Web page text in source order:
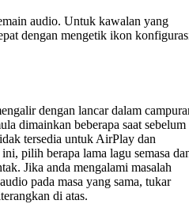
audio. Untuk kawalan yang
dengan mengetik ikon
dengan lancar dalam
dimainkan beberapa saat sebelum
tersedia untuk AirPlay dan
pilih berapa lama lagu semasa
Jika anda mengalami masalah
pada masa yang sama, tukar
di atas.